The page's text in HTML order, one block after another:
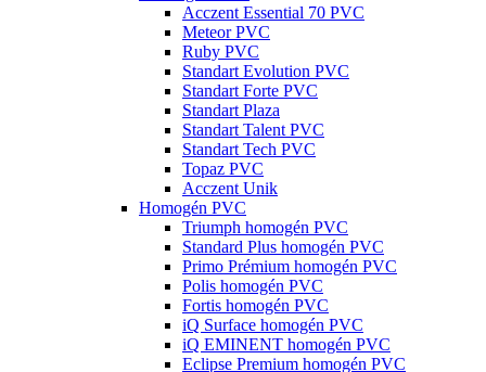
Acczent Essential 70 PVC
Meteor PVC
Ruby PVC
Standart Evolution PVC
Standart Forte PVC
Standart Plaza
Standart Talent PVC
Standart Tech PVC
Topaz PVC
Acczent Unik
Homogén PVC
Triumph homogén PVC
Standard Plus homogén PVC
Primo Prémium homogén PVC
Polis homogén PVC
Fortis homogén PVC
iQ Surface homogén PVC
iQ EMINENT homogén PVC
Eclipse Premium homogén PVC